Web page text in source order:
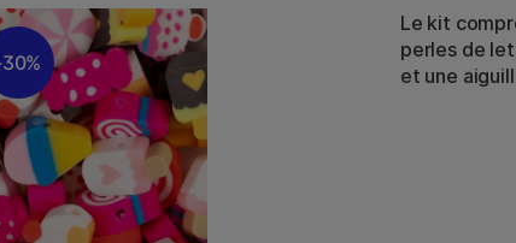
30%
Le kit
perles de
et une